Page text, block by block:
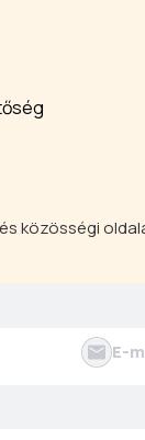
közösségi
E-